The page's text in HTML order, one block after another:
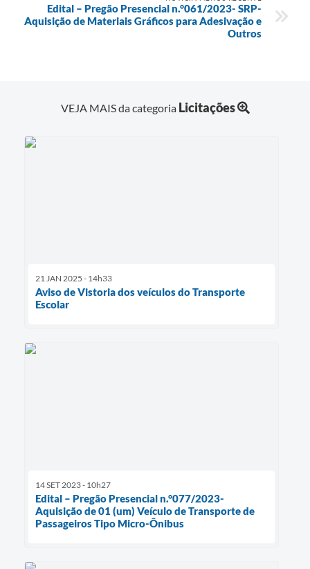
Edital – Pregão Presencial n.°061/2023- SRP-
Aquisição de Materiais Gráficos para Adesivação e
Outros
VEJA MAIS da categoria Licitações
21 JAN 2025 - 14h33
Aviso de Vistoria dos veículos do Transporte
Escolar
14 SET 2023 - 10h27
Edital – Pregão Presencial n.°077/2023-
Aquisição de 01 (um) Veículo de Transporte de
Passageiros Tipo Micro-Ônibus